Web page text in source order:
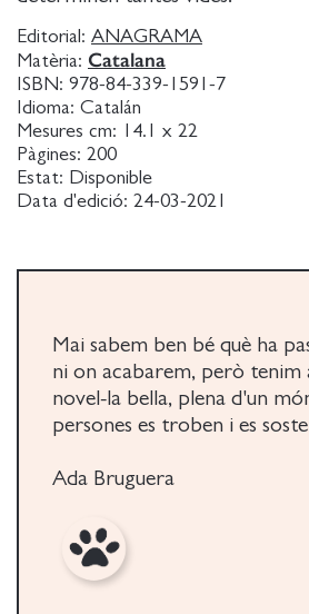
Editorial: ANAGRAMA
Matèria: Catalana
ISBN: 978-84-339-1591-7
Idioma: Catalán
Mesures cm:
14.1 x 22
Pàgines: 200
Estat: Disponible
Data d'edició: 24-03-2021
Mai sabem ben bé què ha
ni on acabarem, però tenim
novel-la bella, plena d'un
persones es troben i es
Ada Bruguera